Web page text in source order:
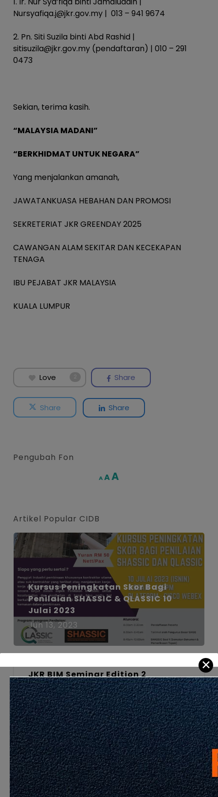
Nursyafiqa.j@jkr.gov.my| 013 – 941 9674
2. Pn. Siti Suzila binti Abd Rashid |
sitisuzila@jkr.gov.my(pendaftaran) | 010 – 291
0473
Sekian, terima kasih.
“MALAYSIA MADANI”
“BERKHIDMAT UNTUK NEGARA”
Yang menjalankan amanah,
JAWATANKUASA HEBAHAN DAN PROMOSI
SEKRETERIAT JKR GREENDAY 2025
CAWANGAN ALAM SEKITAR DAN KECEKAPAN
TENAGA
IBU PEJABAT JKR MALAYSIA
KUALA LUMPUR
Love 2 Share
Share Share
Pengubah Fon
A Decrease
AReset
AIncrease
Artikel Popular CIDB
Kursus Peningkatan Skor Bagi
Penilaian SHASSIC & QLASSIC 10
Julai 2023
Jun 13, 2023
JKR BIM Seminar Edition 2
Mei 19, 2023
Hybrid Workshop
Malaysian Civil Engineering
Standard Method of Measurement
(MYCESMM2)
Jun 22, 2023
✕